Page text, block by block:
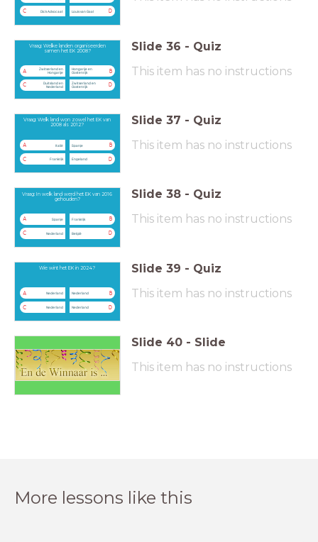
C Dick Advocaat D
Louis van Gaal
Vraag: Welke landen organiseerden
samen het EK 2008?
A
Zwitserland en
Hongarije
B
Hongarije en
Oostenrijk
C
Duitsland en
Nederland
D
Zwitserland en
Oostenrijk
Slide 36 - Quiz
This item has no instructions
Vraag: Welk land won zowel het EK van
2008 als 2012?
A Italië B
Spanje
C Frankrijk D
Engeland
Slide 37 - Quiz
This item has no instructions
Vraag: In welk land werd het EK van 2016
gehouden?
A Spanje B
Frankrijk
C Nederland D
België
Slide 38 - Quiz
This item has no instructions
Wie wint het EK in 2024?
A Nederland B
Nederland
C Nederland D
Nederland
Slide 39 - Quiz
This item has no instructions
Slide 40 - Slide
This item has no instructions
More lessons like this